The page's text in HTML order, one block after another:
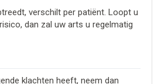
verschilt per patiënt. Loopt u
dan zal uw arts u regelmatig
klachten heeft, neem dan